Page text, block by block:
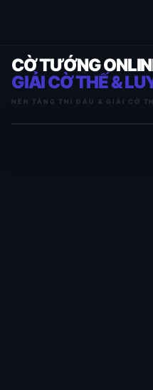
CỜ TƯỚNG
GIẢI CỜ THẾ &
NỀN TẢNG THI ĐẤU & GIẢI CỜ